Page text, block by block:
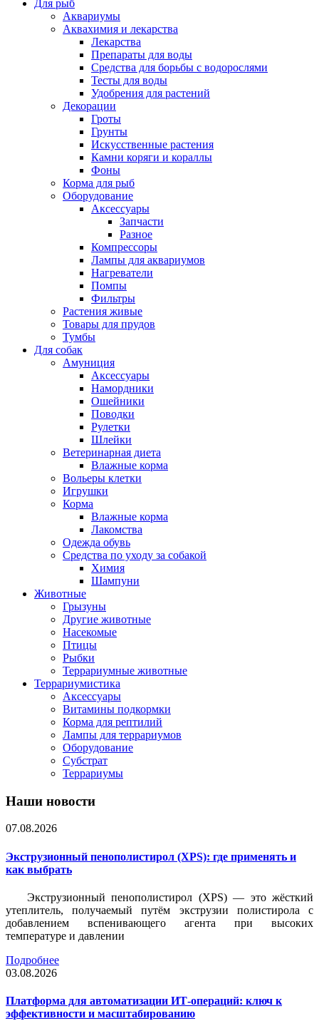
Для рыб
Аквариумы
Аквахимия и лекарства
Лекарства
Препараты для воды
Средства для борьбы с водорослями
Тесты для воды
Удобрения для растений
Декорации
Гроты
Грунты
Искусственные растения
Камни коряги и кораллы
Фоны
Корма для рыб
Оборудование
Аксессуары
Запчасти
Разное
Компрессоры
Лампы для аквариумов
Нагреватели
Помпы
Фильтры
Растения живые
Товары для прудов
Тумбы
Для собак
Амуниция
Аксессуары
Намордники
Ошейники
Поводки
Рулетки
Шлейки
Ветеринарная диета
Влажные корма
Вольеры клетки
Игрушки
Корма
Влажные корма
Лакомства
Одежда обувь
Средства по уходу за собакой
Химия
Шампуни
Животные
Грызуны
Другие животные
Насекомые
Птицы
Рыбки
Террариумные животные
Террариумистика
Аксессуары
Витамины подкормки
Корма для рептилий
Лампы для террариумов
Оборудование
Субстрат
Террариумы
Наши новости
07.08.2026
Экструзионный пенополистирол (XPS): где применять и
как выбрать
Экструзионный пенополистирол (XPS) — это жёсткий
утеплитель, получаемый путём экструзии полистирола с
добавлением вспенивающего агента при высоких
температуре и давлении
Подробнее
03.08.2026
Платформа для автоматизации ИТ-операций: ключ к
эффективности и масштабированию